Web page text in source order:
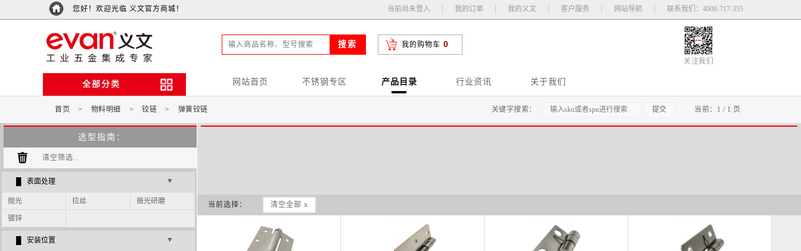
您好！欢迎光临 义文官方商城！ 当前尚未登入 我的订单 我的义文 客户服务 网站导航 联系我们：4008-717-355
搜索 我的购物车 0
关注我们
全部分类 网站首页 不锈钢专区 产品目录 行业资讯 关于我们
首页 > 物料明细 > 铰链 > 弹簧铰链 关键字搜索： 当前：1 / 1 页
选型指南：
清空筛选..
█ 表面处理 ▼
抛光 拉丝 振光研磨
镀锌
█ 安装位置 ▼
当前选择： 清空全部 x